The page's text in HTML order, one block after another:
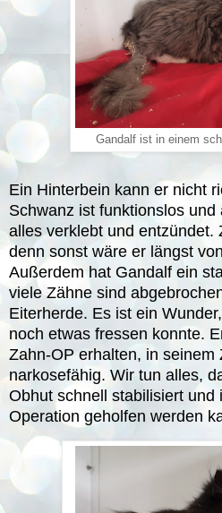
Gandalf ist in einem
Ein Hinterbein kann er nicht
Schwanz ist funktionslos
alles verklebt und entzündet.
denn sonst wäre er längst
Außerdem hat Gandalf ein
viele Zähne sind
Eiterherde. Es ist ein
noch etwas fressen konnte.
Zahn-OP erhalten, in seinem
narkosefähig. Wir tun alles,
Obhut schnell stabilisiert und
Operation geholfen werden